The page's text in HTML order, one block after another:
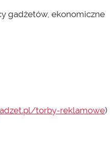
gadżetów, ekonomiczne
torby-reklamowe)